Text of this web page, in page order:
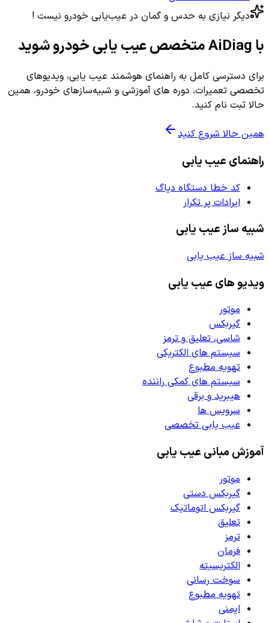
دیگر نیازی به حدس و گمان در عیب‌یابی خودرو نیست !
با AiDiag متخصص عیب یابی خودرو شوید
برای دسترسی کامل به راهنمای هوشمند عیب یابی، ویدیوهای
تخصصی تعمیرات، دوره های آموزشی و شبیه‌سازهای خودرو، همین
حالا ثبت نام کنید.
همین حالا شروع کنید
راهنمای عیب یابی
کد خطا دستگاه دیاگ
ایرادات پر تکرار
شبیه ساز عیب یابی
شبیه ساز عیب یابی
ویدیو های عیب یابی
موتور
گیربکس
شاسی، تعلیق و ترمز
سیستم های الکتریکی
تهویه مطبوع
سیستم های کمکی راننده
هیبرید و برقی
سرویس ها
عیب یابی تخصصی
آموزش مبانی عیب یابی
موتور
گیربکس دستی
گیربکس اتوماتیک
تعلیق
ترمز
فرمان
الکتریسیته
سوخت رسانی
تهویه مطبوع
ایمنی